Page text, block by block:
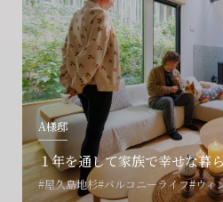
A様邸
１年を通して家族で幸せな暮
#屋久島地杉#バルコニーライフ#ウィ
会社に関することや
ご相談は
賃貸物件入
お困りごとのご
土地の活用・賃貸
ご相談は